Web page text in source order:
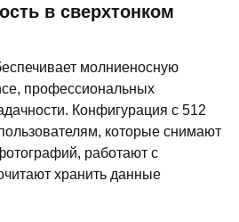
в сверхтонком
молниеносную
профессиональных
Конфигурация с 512
которые снимают
работают с
хранить данные